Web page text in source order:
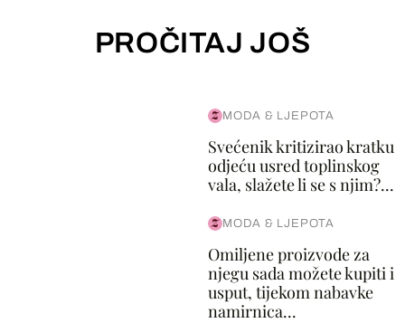
PROČITAJ JOŠ
MODA & LJEPOTA
Svećenik kritizirao kratku
odjeću usred toplinskog
vala, slažete li se s njim?...
MODA & LJEPOTA
Omiljene proizvode za
njegu sada možete kupiti i
usput, tijekom nabavke
namirnica...